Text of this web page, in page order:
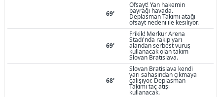
69'
Ofsayt! Yan hakemin
bayrağı havada.
Deplasman Takımı atağı
ofsayt nedeni ile kesiliyor.
69'
Frikik! Merkur Arena
Stadı'nda rakip yarı
alandan serbest vuruş
kullanacak olan takım
Slovan Bratislava.
68'
Slovan Bratislava kendi
yarı sahasından çıkmaya
çalışıyor. Deplasman
Takımı taç atışı
kullanacak.